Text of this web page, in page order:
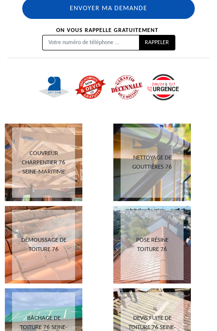
ON VOUS RAPPELLE GRATUITEMENT
COUVREUR
CHARPENTIER 76
SEINE-MARITIME
NETTOYAGE DE
GOUTTIÈRES 76
DEMOUSSAGE DE
TOITURE 76
POSE RÉSINE
TOITURE 76
BÂCHAGE DE
TOITURE 76 SEINE-
DEVIS FUITE DE
TOITURE 76 SEINE-